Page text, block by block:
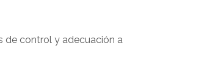
de control y adecuación a